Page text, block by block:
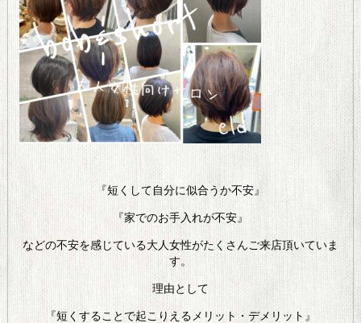
『短くして自分に似合うか不安』
『家でのお手入れが不安』
などの不安を感じている大人女性がたくさんご来店頂いていま
す。
理由として
『短くすることで起こりえるメリット・デメリット』